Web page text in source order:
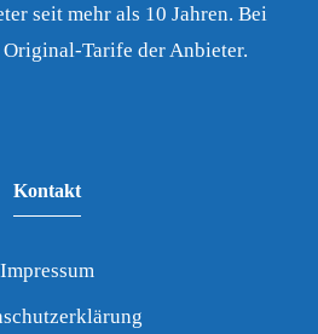
seit mehr als 10 Jahren. Bei
Tarife der Anbieter.
Kontakt
Impressum